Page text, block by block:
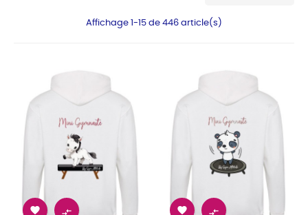
Affichage 1-15 de 446 article(s)
   